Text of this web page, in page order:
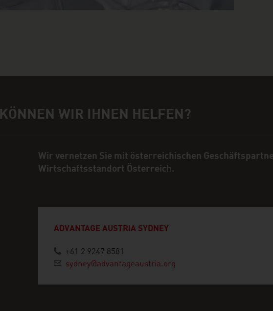
Hilfe und Ansprechpartner
KÖNNEN WIR IHNEN HELFEN?
Wir vernetzen Sie mit österreichischen
Wirtschaftsstandort Österreich.
ADVANTAGE AUSTRIA SYDNEY
+61 2 9247 8581
sydney@advantageaustria.org